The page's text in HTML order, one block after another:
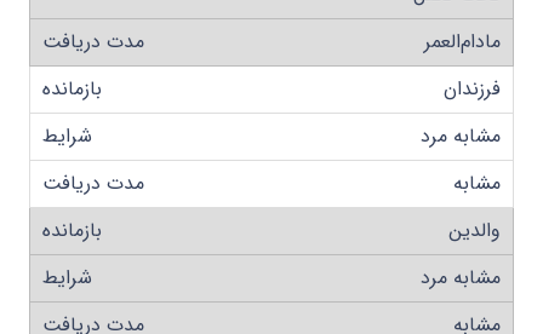
مادام‌العمر
فرزندان
مشابه مرد
مشابه
والدین
مشابه مرد
مشابه